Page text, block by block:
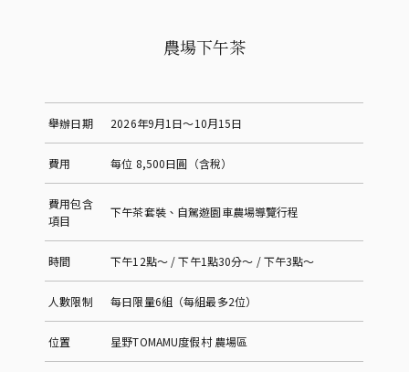
農場下午茶
舉辦日期 2026年9月1日～10月15日
費用 每位 8,500日圓（含稅）
費用包含
項目
下午茶套裝、自駕遊園車農場導覽行程
時間 下午12點～ / 下午1點30分～ / 下午3點～
人數限制 每日限量6組（每組最多2位）
位置 星野TOMAMU度假村 農場區